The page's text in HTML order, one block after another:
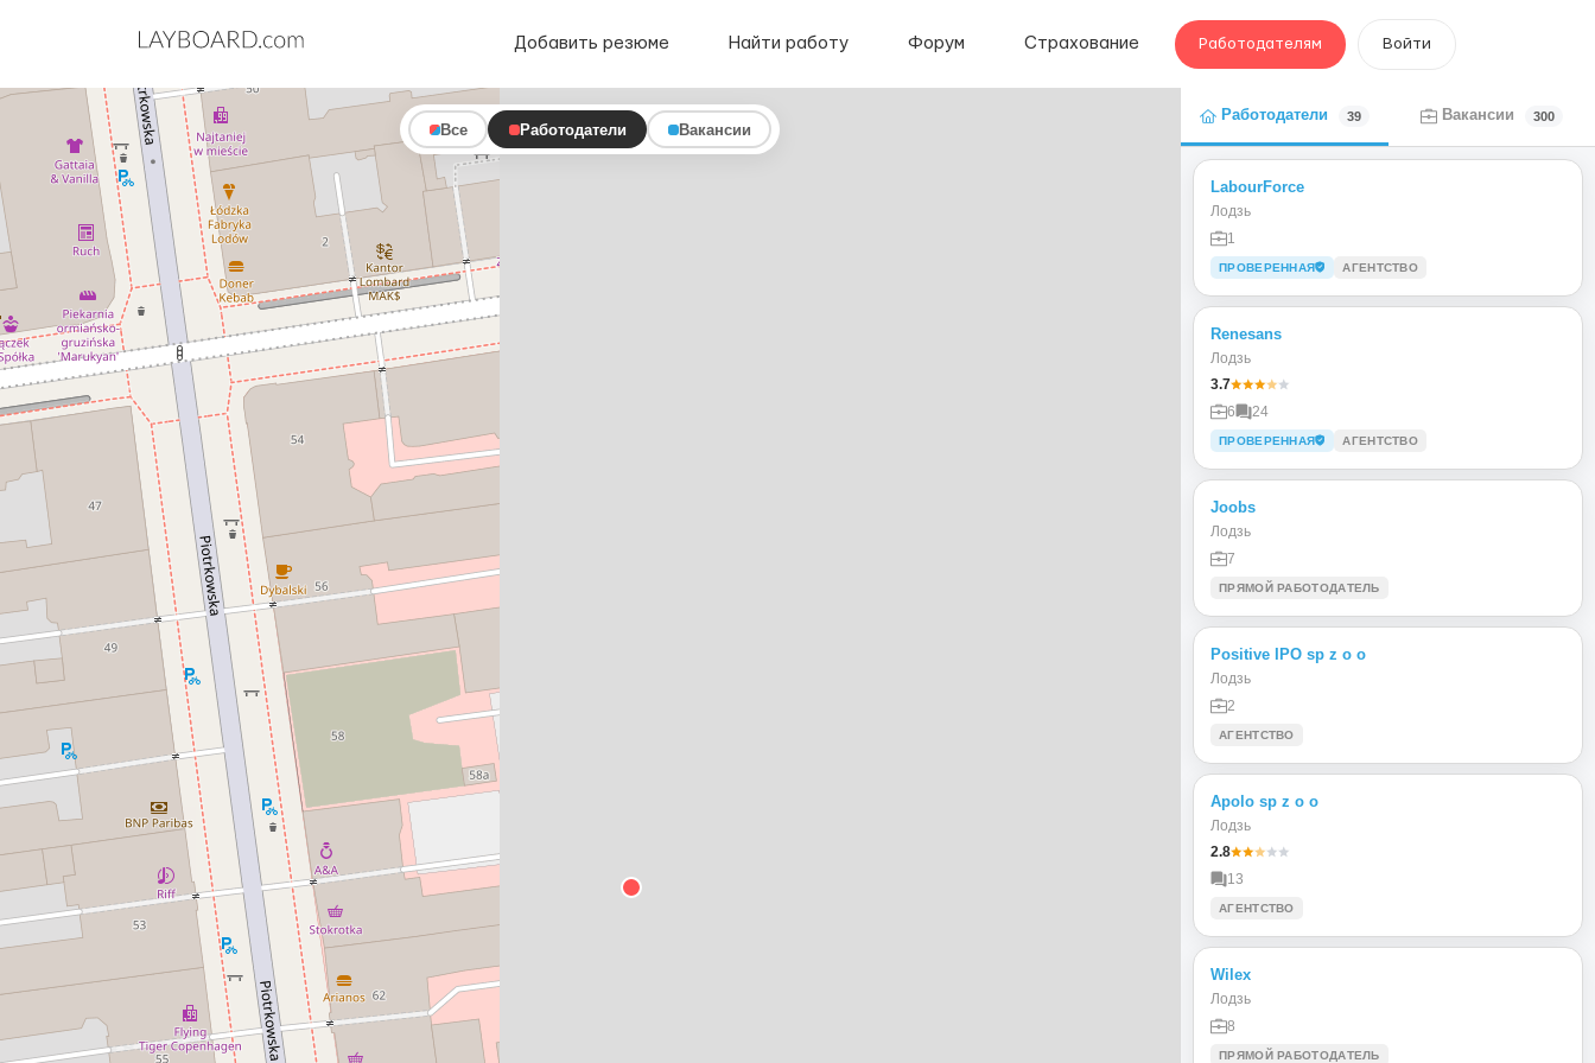
Добавить резюме Найти работу Форум Страхование Работодателям Войти
Все Работодатели Вакансии
Работодатели 39 Вакансии 300
LabourForce
Лодзь
1
ПРОВЕРЕННАЯ АГЕНТСТВО
Renesans
Лодзь
3.7
6
24
ПРОВЕРЕННАЯ АГЕНТСТВО
Joobs
Лодзь
7
ПРЯМОЙ РАБОТОДАТЕЛЬ
Positive IPO sp z o o
Лодзь
2
АГЕНТСТВО
Apolo sp z o o
Лодзь
2.8
13
АГЕНТСТВО
Wilex
Лодзь
8
ПРЯМОЙ РАБОТОДАТЕЛЬ